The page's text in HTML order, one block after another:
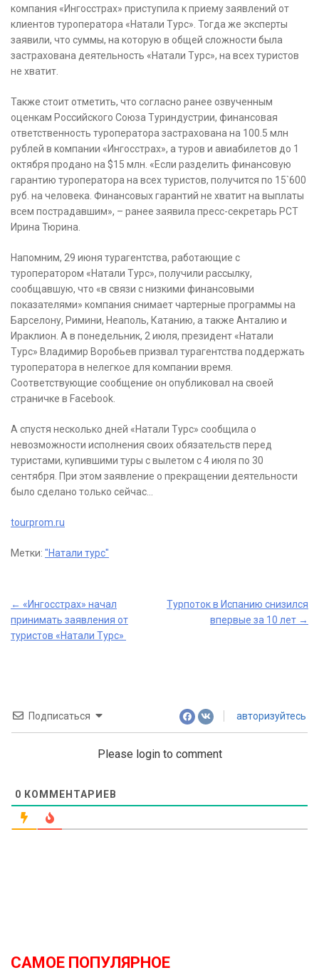
компания «Ингосстрах» приступила к приему заявлений от
клиентов туроператора «Натали Турс». Тогда же эксперты
заявили, что суммы, на которую в общей сложности была
застрахована деятельность «Натали Турс», на всех туристов
не хватит.
Также стоит отметить, что согласно ранее озвученным
оценкам Российского Союза Туриндустрии, финансовая
ответственность туроператора застрахована на 100.5 млн
рублей в компании «Ингосстрах», а туров и авиабилетов до 1
октября продано на $15 млн. «Если разделить финансовую
гарантию туроператора на всех туристов, получится по 15`600
руб. на человека. Финансовых гарантий не хватит на выплаты
всем пострадавшим», – ранее заявила пресс-секретарь РСТ
Ирина Тюрина.
Напомним, 29 июня турагентства, работающие с
туроператором «Натали Турс», получили рассылку,
сообщавшую, что «в связи с низкими финансовыми
показателями» компания снимает чартерные программы на
Барселону, Римини, Неаполь, Катанию, а также Анталию и
Ираклион. А в понедельник, 2 июля, президент «Натали
Турс» Владимир Воробьев призвал турагентства поддержать
туроператора в нелегкое для компании время.
Соответствующие сообщение он опубликовал на своей
страничке в Facebook.
А спустя несколько дней «Натали Турс» сообщила о
невозможности исполнения своих обязательств перед
туристами, купившими туры с вылетом с 4 июля по 30
сентября. При этом заявление о прекращении деятельности
было сделано только сейчас…
tourprom.ru
Метки: "Натали турс"
Post
navigation
← «Ингосстрах» начал
принимать заявления от
туристов «Натали Турс»
Турпоток в Испанию снизился
впервые за 10 лет →
Подписаться авторизуйтесь
Please login to comment
0 КОММЕНТАРИЕВ
САМОЕ ПОПУЛЯРНОЕ